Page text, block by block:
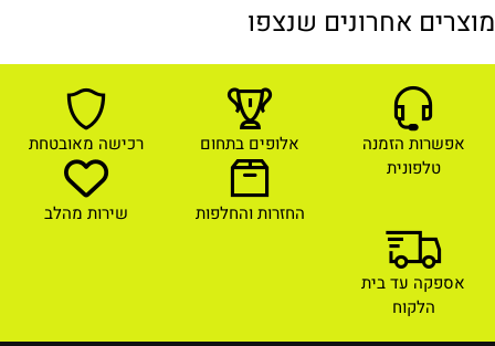
מוצרים אחרונים שנצפו
אפשרות הזמנה
טלפונית
אלופים בתחום רכישה מאובטחת
החזרות והחלפות שירות מהלב
אספקה עד בית
הלקוח